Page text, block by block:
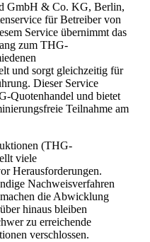
GmbH & Co. KG, Berlin,
für Betreiber von
Service übernimmt das
zum THG-
und sorgt gleichzeitig für
Dieser Service
Quotenhandel und bietet
Teilnahme am
(THG-
viele
Herausforderungen.
Nachweisverfahren
die Abwicklung
hinaus bleiben
zu erreichende
verschlossen.